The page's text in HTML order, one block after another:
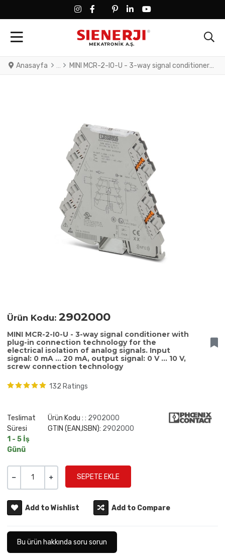
FACEBOOK SOCIAL LINK
FACEBOOK SOCIAL LINK
TWITTER SOCIAL LINK
PINTEREST SOCIAL LINK
LINKEDIN SOCIAL LINK
YOUTUBE SOCIAL LINK
Anasayfa MINI MCR-2-I0-U - 3-way signal conditioner with plug-in connection technology for the electrical isolation of analog signals. Input signal: 0 mA ... 20 mA, output signal: 0 V ... 10 V, screw connection technology
Ürün Kodu: 2902000
MINI MCR-2-I0-U - 3-way signal conditioner with
plug-in connection technology for the
electrical isolation of analog signals. Input
signal: 0 mA ... 20 mA, output signal: 0 V ... 10 V,
screw connection technology
132 Ratings
Teslimat
Süresi
1 - 5 İş
Günü
Ürün Kodu : : 2902000
GTIN (EAN,ISBN): 2902000
Add to Wishlist Add to Compare
Bu ürün hakkında soru sorun